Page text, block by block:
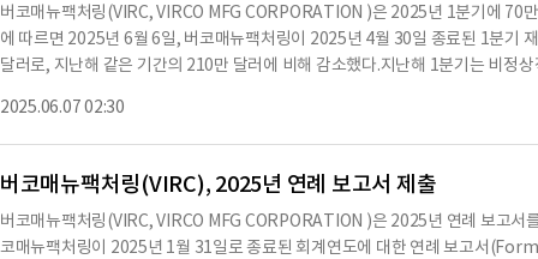
정이다.회사는 향후 배당금 지급에 대해 이사회 승인 후 결정할 것이며, 배당금
코매뉴팩처링의 회장 겸 CEO인 로버트 버추는 "올해와 같은 둔화 현상을 보고
통해 기회를 계획하는 법을 배웠다"고 말했다.그는 또한 "현재의 경제적 영향이
유지
버코매뉴팩처링(VIRC, VIRCO MFG CORPORATION )은 2025년 1분기에 70
에 따르면 2025년 6월 6일, 버코매뉴팩처링이 2025년 4월 30일 종료된 1분기
달러로, 지난해 같은 기간의 210만 달러에 비해 감소했다.지난해 1분기는 비정
고 있다.매출 감소에도 불구하고, 1분기 총 매출 총이익률은 43.5%에서 47.5%
으로 낮은 마진 때문이며, 전체 서비스가 필요한 주문의 비율이 높아진 것도 긍
품을 국내에서 제조하고 있어, 향후 관세가 총이익률에 미치는 영향은 크지 않
고, 피크 시즌 배송을 적시에 수행할 수 있는 능력에 자신감을 보이고 있다
0만 달러의 현금 배당금을 지급했다.이사회는 2025년 2분기 보통주 1주당
월 20일 기준 주주에게 2025년 7월 11일 지급될 예정이다.버코매뉴팩처링은
2025.06.07 02:30
버코매뉴팩처링(VIRC), 2025년 연례 보고서 제출
버코매뉴팩처링(VIRC, VIRCO MFG CORPORATION )은 2025년 연례 보고서
코매뉴팩처링이 2025년 1월 31일로 종료된 회계연도에 대한 연례 보고서